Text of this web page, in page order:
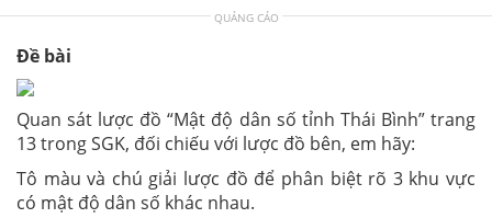
QUẢNG CÁO
Đề bài
Quan sát lược đồ “Mật độ dân số tỉnh Thái Bình” trang
13 trong SGK, đối chiếu với lược đồ bên, em hãy:
Tô màu và chú giải lược đồ để phân biệt rõ 3 khu vực
có mật độ dân số khác nhau.